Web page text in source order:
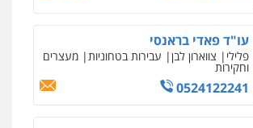
עו"ד פאדי בראנסי
פלילי צווארון לבן עבירות בטחוניות מעצרים
וחקירות
0524122241